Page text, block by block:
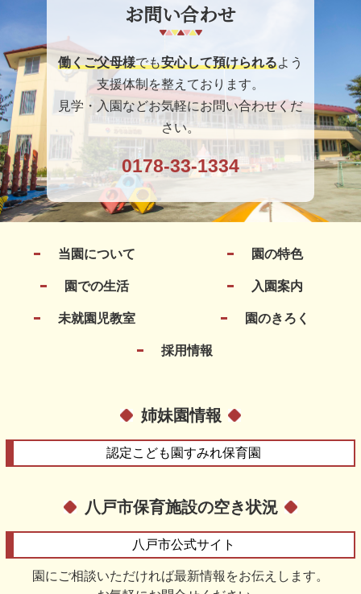
お問い合わせ
働くご父母様でも安心して預けられるよう
支援体制を整えております。
見学・入園などお気軽にお問い合わせくだ
さい。
0178-33-1334
当園について 園の特色
園での生活 入園案内
未就園児教室 園のきろく
採用情報
姉妹園情報
認定こども園すみれ保育園
八戸市保育施設の空き状況
八戸市公式サイト
園にご相談いただければ最新情報をお伝えします。